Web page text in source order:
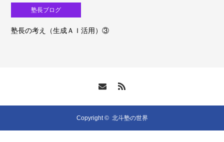
塾長ブログ
塾長の考え（生成ＡＩ活用）③
Copyright © 北斗塾の世界